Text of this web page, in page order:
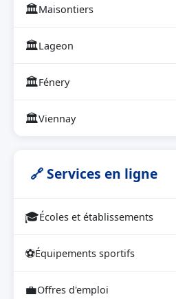
🏛Maisontiers
🏛Lageon
🏛Fénery
🏛Viennay
🔗 Services en ligne
🎓Écoles et établissements
⚽Équipements sportifs
💼Offres d'emploi